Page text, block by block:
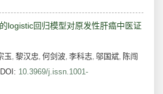
logistic回归模型对原发性肝癌中医证
玉, 黎汉忠, 何剑波, 李科志, 邬国斌, 陈闯
DOI: 10.3969/j.issn.1001-